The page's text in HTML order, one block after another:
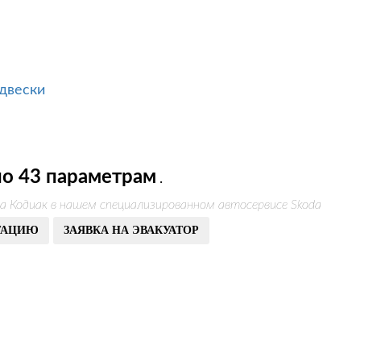
43 параметрам .
в нашем специализированном автосервисе Skoda
ЗАЯВКА НА ЭВАКУАТОР